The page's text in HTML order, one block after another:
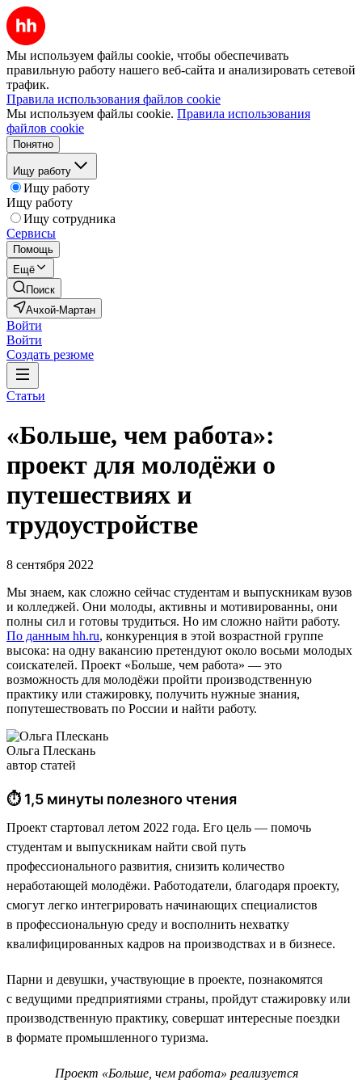
Мы используем файлы cookie, чтобы обеспечивать
правильную работу нашего веб-сайта и анализировать сетевой
трафик.
Правила использования файлов cookie
Мы используем файлы cookie. Правила использования
файлов cookie
Понятно
Ищу работу
Ищу работу
Ищу работу
Ищу сотрудника
Сервисы
Помощь
Ещё
Поиск
Ачхой-Мартан
Войти
Войти
Создать резюме
Статьи
«Больше, чем работа»:
проект для молодёжи о
путешествиях и
трудоустройстве
8 сентября 2022
Мы знаем, как сложно сейчас студентам и выпускникам вузов
и колледжей. Они молоды, активны и мотивированны, они
полны сил и готовы трудиться. Но им сложно найти работу.
По данным hh.ru, конкуренция в этой возрастной группе
высока: на одну вакансию претендуют около восьми молодых
соискателей. Проект «Больше, чем работа» — это
возможность для молодёжи пройти производственную
практику или стажировку, получить нужные знания,
попутешествовать по России и найти работу.
Ольга Плескань
автор статей
⏱ 1,5 минуты полезного чтения
Проект стартовал летом 2022 года. Его цель — помочь
студентам и выпускникам найти свой путь
профессионального развития, снизить количество
неработающей молодёжи. Работодатели, благодаря проекту,
смогут легко интегрировать начинающих специалистов
в профессиональную среду и восполнить нехватку
квалифицированных кадров на производствах и в бизнесе.
Парни и девушки, участвующие в проекте, познакомятся
с ведущими предприятиями страны, пройдут стажировку или
производственную практику, совершат интересные поездки
в формате промышленного туризма.
Проект «Больше, чем работа» реализуется